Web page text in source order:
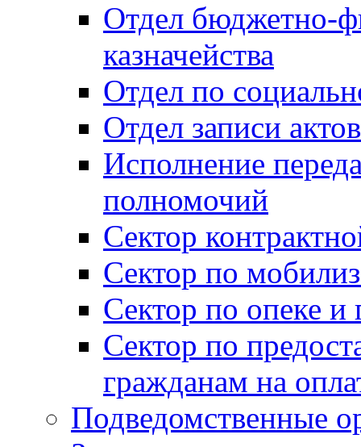
Отдел бюджетно-
казначейства
Отдел по
Отдел записи
Исполнение
полномочий
Сектор
Сектор по
Сектор по опеке и
Сектор по
гражданам на
Подведомственные